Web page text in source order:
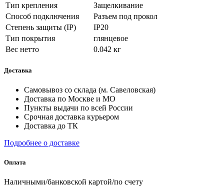
Тип крепления
Защелкивание
Способ подключения
Разъем под прокол
Степень защиты (IP)
IP20
Тип покрытия
глянцевое
Вес нетто
0.042 кг
Доставка
Самовывоз со склада (м. Савеловская)
Доставка по Москве и МО
Пункты выдачи по всей России
Срочная доставка курьером
Доставка до ТК
Подробнее о доставке
Оплата
Наличными/банковской картой/по счету